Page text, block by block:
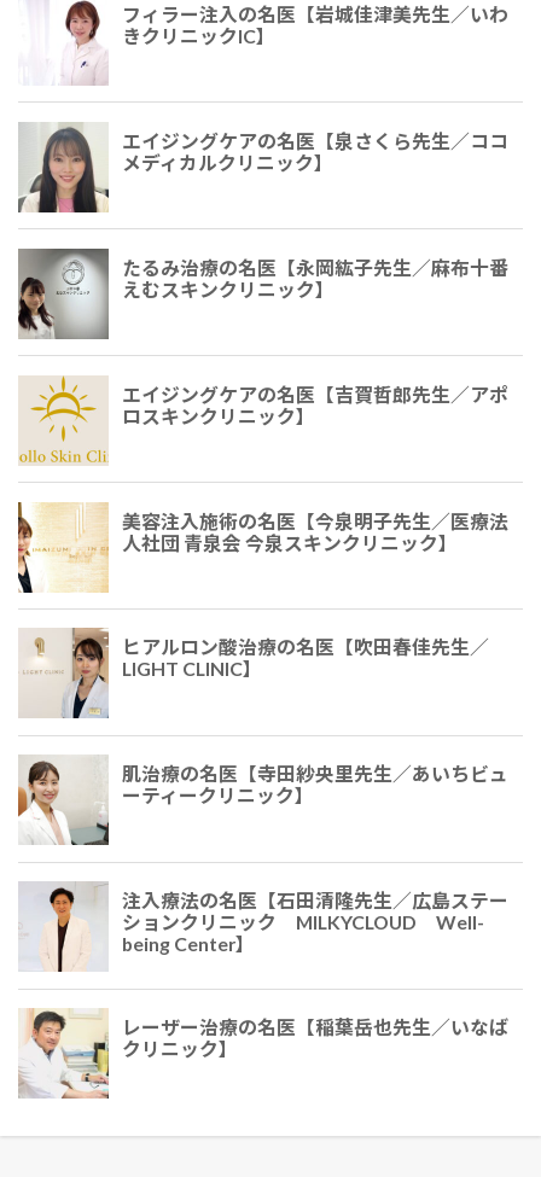
フィラー注入の名医【岩城佳津美先生／いわ
きクリニックIC】
エイジングケアの名医【泉さくら先生／ココ
メディカルクリニック】
たるみ治療の名医【永岡紘子先生／麻布十番
えむスキンクリニック】
エイジングケアの名医【吉賀哲郎先生／アポ
ロスキンクリニック】
美容注入施術の名医【今泉明子先生／医療法
人社団 青泉会 今泉スキンクリニック】
ヒアルロン酸治療の名医【吹田春佳先生／
LIGHT CLINIC】
肌治療の名医【寺田紗央里​​先生／あいちビュ
ーティークリニック】
注入療法の名医【石田清隆先生／広島ステー
ションクリニック MILKYCLOUD Well-
being Center】
レーザー治療の名医【稲葉岳也先生／いなば
クリニック】